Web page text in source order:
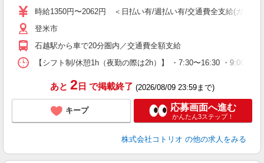
時給1350円〜2062円 ＜日払い有/週払い有/交通費全支給(ガソリ
登米市
石越駅から車で20分圏内／交通費全額支給
【シフト制/休憩1h（夜勤の際は2h）】 ・7:30〜16:30 ・9:00
あと 2 日 で掲載終了 (2026/08/09 23:59まで)
キープ 応募画面へ進む
かんたん3ステップ！
株式会社コトリオ の他の求人をみる